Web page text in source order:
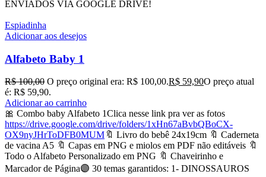
ENVIADOS VIA GOOGLE DRIVE!
Espiadinha
Adicionar aos desejos
Alfabeto Baby 1
R$100,00 O preço original era: R$ 100,00.R$ 59,90O preço atual
é: R$ 59,90.
Adicionar ao carrinho
🎀 Combo baby Alfabeto 1Clica nesse link pra ver as fotos
https://drive.google.com/drive/folders/1xHn67aBvbQBoCX-
OX9nyJHrToDFB0MUM 🔖 Livro do bebê 24x19cm 🔖 Caderneta
de vacina A5 🔖 Capas em PNG e miolos em PDF não editáveis 🔖
Todo o Alfabeto Personalizado em PNG 🔖 Chaveirinho e
Marcador de Página🟣 30 temas garantidos: 1- DINOSSAUROS